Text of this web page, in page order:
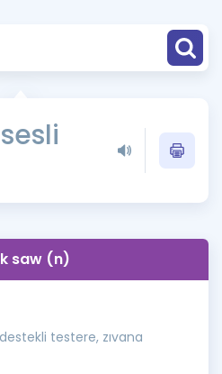
sesli
saw (n)
destekli testere, zıvana